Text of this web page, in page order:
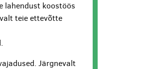
lahendust koostöös
teie ettevõtte
Järgnevalt